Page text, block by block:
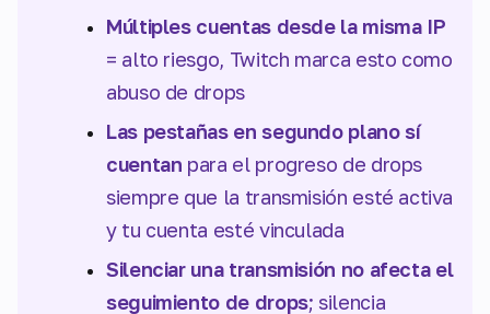
Múltiples cuentas desde la misma IP
= alto riesgo, Twitch marca esto como
abuso de drops
Las pestañas en segundo plano sí
cuentan para el progreso de drops
siempre que la transmisión esté activa
y tu cuenta esté vinculada
Silenciar una transmisión no afecta el
seguimiento de drops; silencia